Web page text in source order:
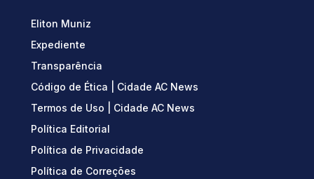
Eliton Muniz
Expediente
Transparência
Código de Ética | Cidade AC News
Termos de Uso | Cidade AC News
Política Editorial
Política de Privacidade
Política de Correções